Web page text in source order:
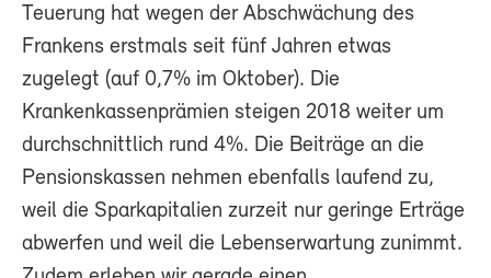
Teuerung hat wegen der Abschwächung des
Frankens erstmals seit fünf Jahren etwas
zugelegt (auf 0,7% im Oktober). Die
Krankenkassenprämien steigen 2018 weiter um
durchschnittlich rund 4%. Die Beiträge an die
Pensionskassen nehmen ebenfalls laufend zu,
weil die Sparkapitalien zurzeit nur geringe Erträge
abwerfen und weil die Lebenserwartung zunimmt.